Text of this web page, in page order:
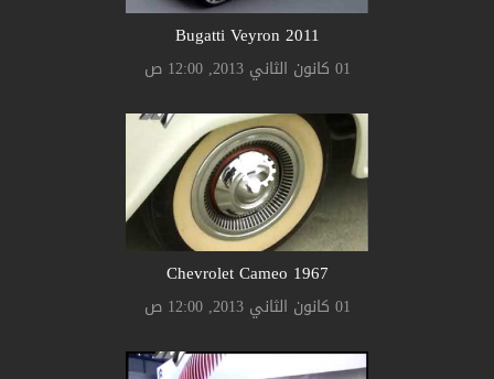
Bugatti Veyron 2011
01 كانون الثاني 2013, 12:00 ص
Chevrolet Cameo 1967
01 كانون الثاني 2013, 12:00 ص